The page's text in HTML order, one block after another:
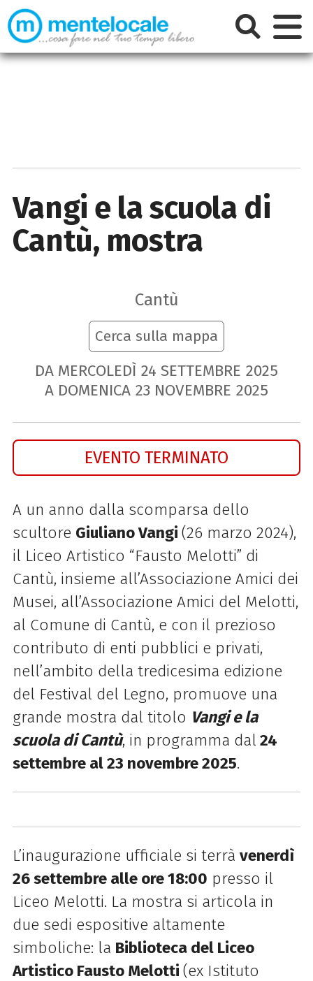
Vangi e la scuola di
Cantù, mostra
Cantù
Cerca sulla mappa
DA MERCOLEDÌ 24 SETTEMBRE 2025
A DOMENICA 23 NOVEMBRE 2025
EVENTO TERMINATO
A un anno dalla scomparsa dello
scultore Giuliano Vangi (26 marzo 2024),
il Liceo Artistico “Fausto Melotti” di
Cantù, insieme all’Associazione Amici dei
Musei, all’Associazione Amici del Melotti,
al Comune di Cantù, e con il prezioso
contributo di enti pubblici e privati,
nell’ambito della tredicesima edizione
del Festival del Legno, promuove una
grande mostra dal titolo Vangi e la
scuola di Cantù, in programma dal 24
settembre al 23 novembre 2025.
L’inaugurazione ufficiale si terrà venerdì
26 settembre alle ore 18:00 presso il
Liceo Melotti. La mostra si articola in
due sedi espositive altamente
simboliche: la Biblioteca del Liceo
Artistico Fausto Melotti (ex Istituto